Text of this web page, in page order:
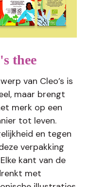
thee
van Cleo’s is
maar brengt
merk op een
tot leven.
en tegen
verpakking
kant van de
met